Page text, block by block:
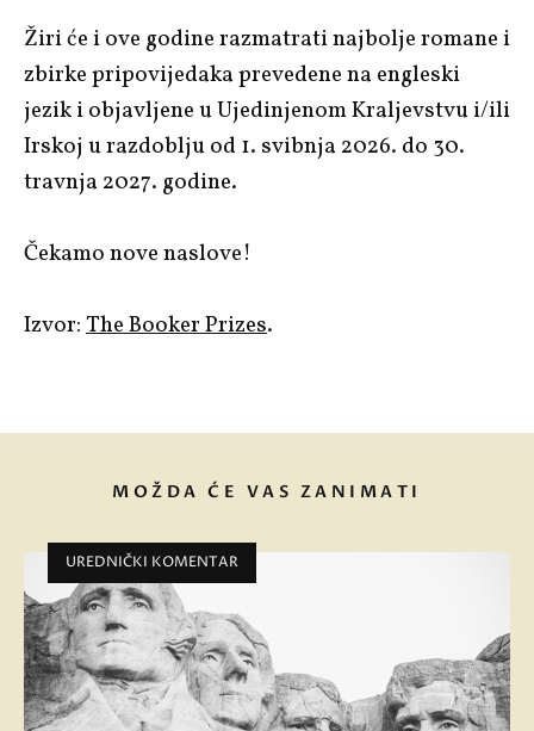
Žiri će i ove godine razmatrati najbolje romane i
zbirke pripovijedaka prevedene na engleski
jezik i objavljene u Ujedinjenom Kraljevstvu i/ili
Irskoj u razdoblju od 1. svibnja 2026. do 30.
travnja 2027. godine.
Čekamo nove naslove!
Izvor:The Booker Prizes.
MOŽDA ĆE VAS ZANIMATI
UREDNIČKI KOMENTAR